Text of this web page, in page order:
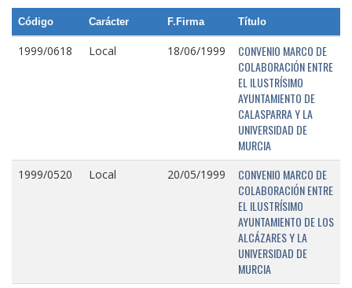
Código Carácter F.Firma Título
1999/0618 Local 18/06/1999
CONVENIO MARCO DE
COLABORACIÓN ENTRE
EL ILUSTRÍSIMO
AYUNTAMIENTO DE
CALASPARRA Y LA
UNIVERSIDAD DE
MURCIA
1999/0520 Local 20/05/1999
CONVENIO MARCO DE
COLABORACIÓN ENTRE
EL ILUSTRÍSIMO
AYUNTAMIENTO DE LOS
ALCÁZARES Y LA
UNIVERSIDAD DE
MURCIA